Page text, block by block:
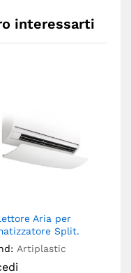
interessarti
Aria per
Split.
Artiplastic